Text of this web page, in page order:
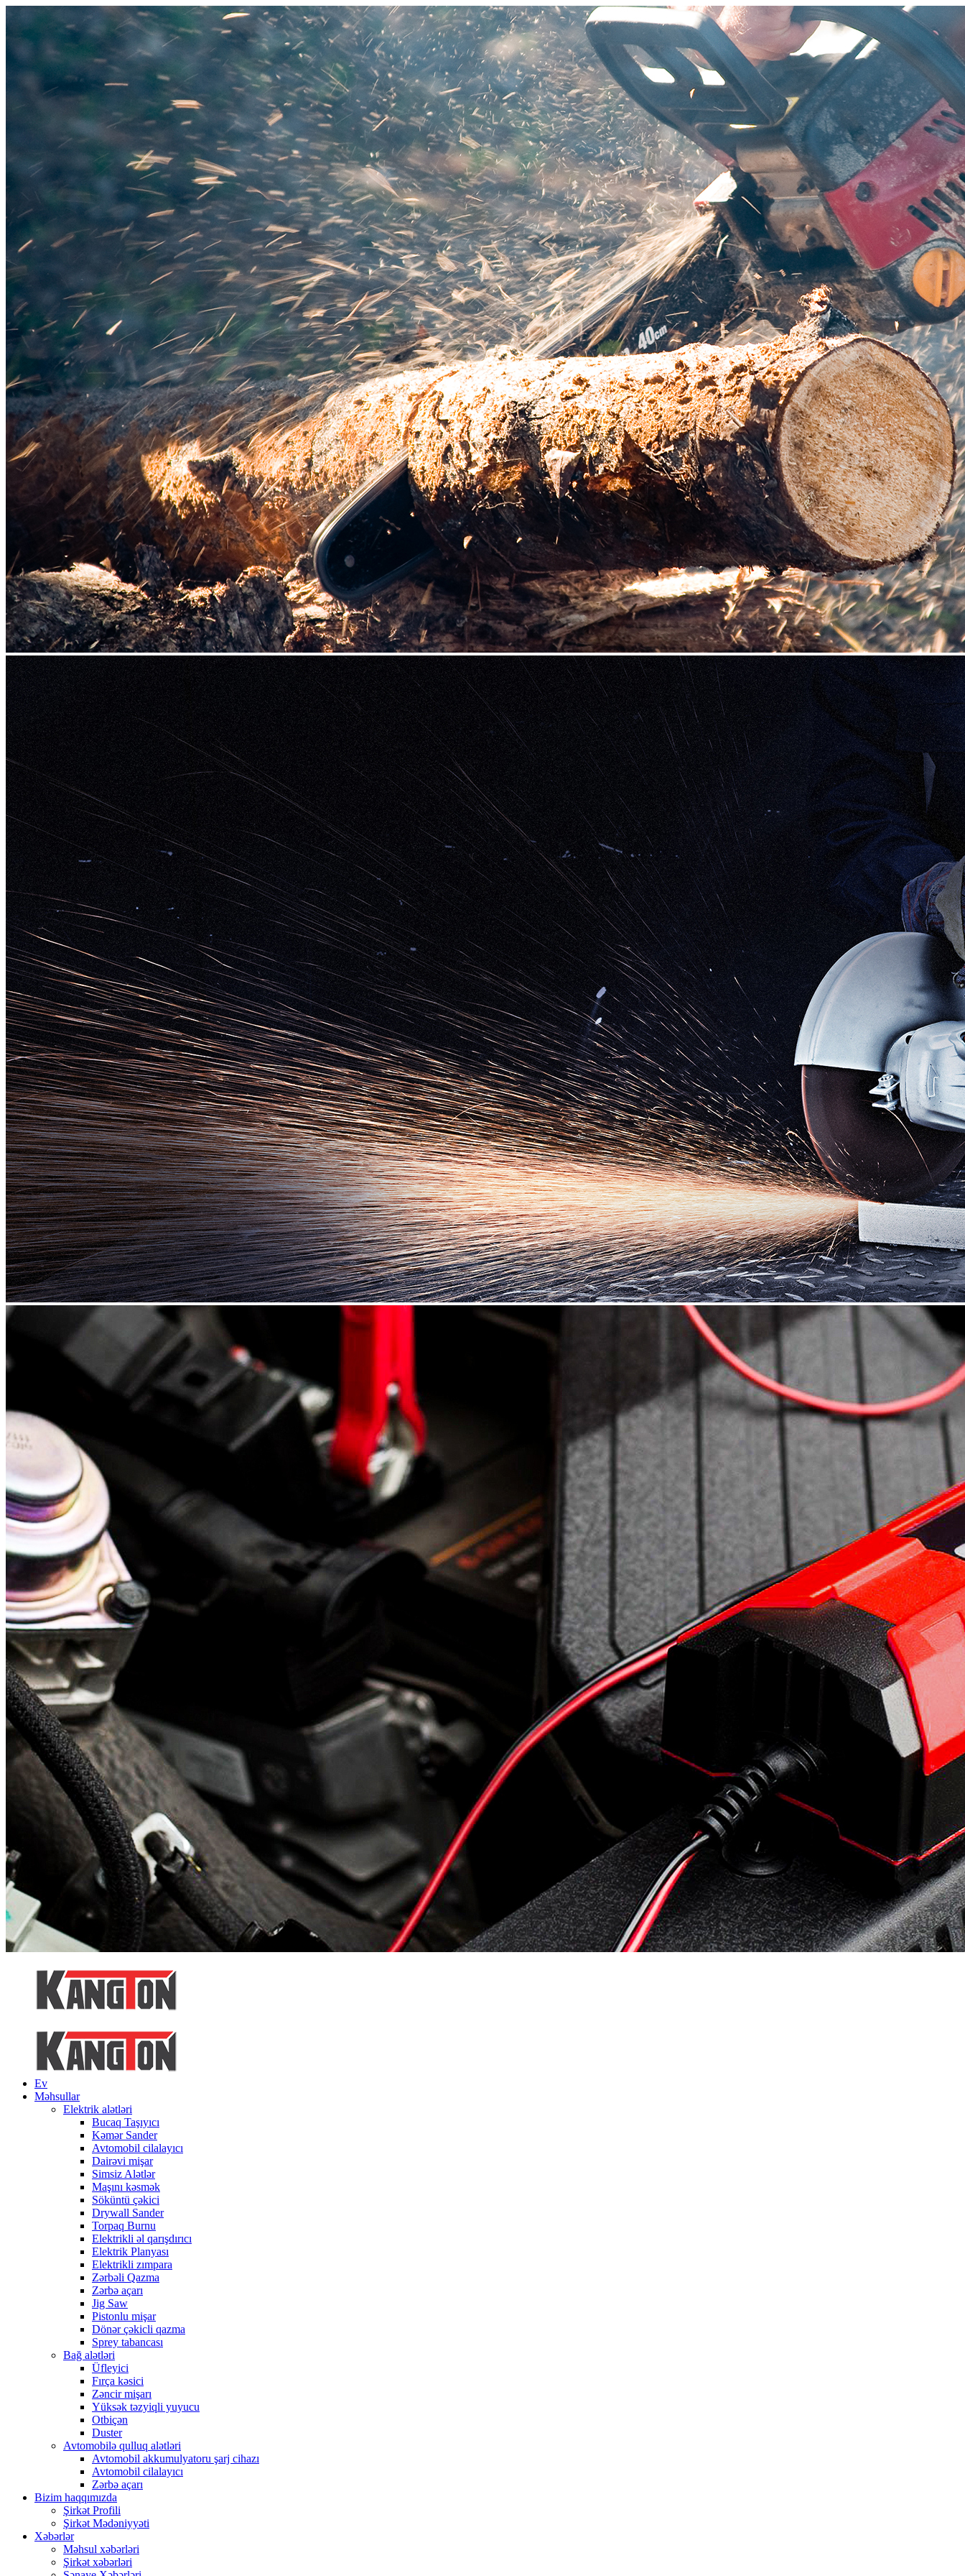
Ev
Məhsullar
Elektrik alətləri
Bucaq Taşıyıcı
Kəmər Sander
Avtomobil cilalayıcı
Dairəvi mişar
Simsiz Alətlər
Maşını kəsmək
Söküntü çəkici
Drywall Sander
Torpaq Burnu
Elektrikli əl qarışdırıcı
Elektrik Planyası
Elektrikli zımpara
Zərbəli Qazma
Zərbə açarı
Jig Saw
Pistonlu mişar
Dönər çəkicli qazma
Sprey tabancası
Bağ alətləri
Üfleyici
Fırça kəsici
Zəncir mişarı
Yüksək təzyiqli yuyucu
Otbiçən
Duster
Avtomobilə qulluq alətləri
Avtomobil akkumulyatoru şarj cihazı
Avtomobil cilalayıcı
Zərbə açarı
Bizim haqqımızda
Şirkət Profili
Şirkət Mədəniyyəti
Xəbərlər
Məhsul xəbərləri
Şirkət xəbərləri